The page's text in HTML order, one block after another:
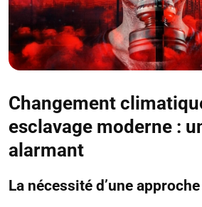
Changement
esclavage moderne :
alarmant
La nécessité d’une